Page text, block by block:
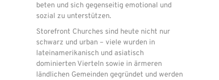
beten und sich gegenseitig emotional und
sozial zu unterstützen.
Storefront Churches sind heute nicht nur
schwarz und urban – viele wurden in
lateinamerikanisch und asiatisch
dominierten Vierteln sowie in ärmeren
ländlichen Gemeinden gegründet und werden